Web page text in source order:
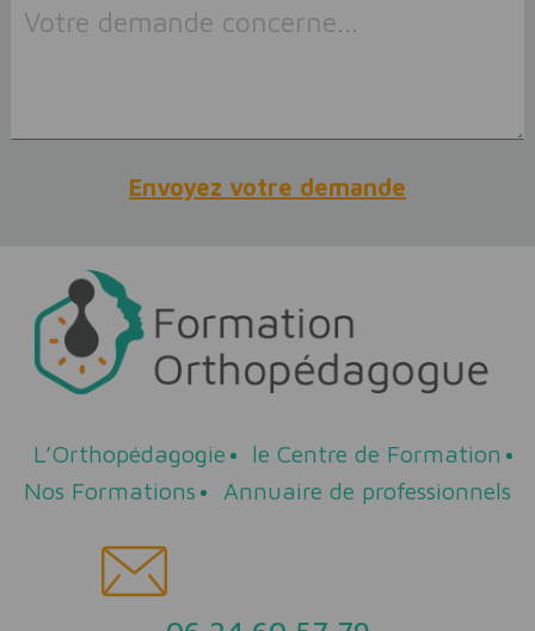
L’Orthopédagogie
le Centre de Formation
Nos Formations
Annuaire de professionnels